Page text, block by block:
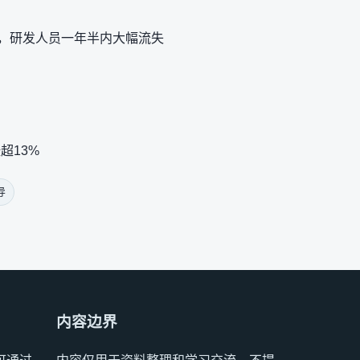
研发人员一年半内大幅流失
13%
内容边界